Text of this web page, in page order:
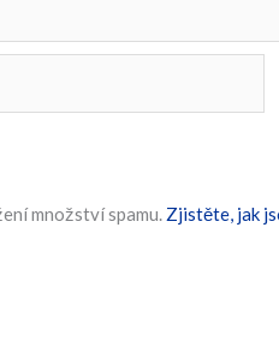
množství spamu. Zjistěte, jak